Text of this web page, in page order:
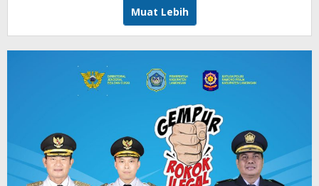
Muat Lebih